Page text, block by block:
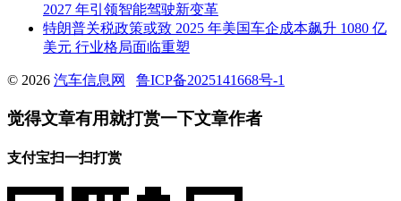
2027 年引领智能驾驶新变革
特朗普关税政策或致 2025 年美国车企成本飙升 1080 亿
美元 行业格局面临重塑
© 2026 汽车信息网 鲁ICP备2025141668号-1
觉得文章有用就打赏一下文章作者
支付宝扫一扫打赏